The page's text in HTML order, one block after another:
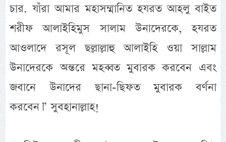
চার. যাঁরা আমার মহাসম্মানিত হযরত আহলু বাইত
শরীফ আলাইহিমুস সালাম উনাদেরকে, হযরত
আওলাদে রসূল ছল্লাল্লাহু আলাইহি ওয়া সাল্লাম
উনাদেরকে অন্তরে মহব্বত মুবারক করবেন এবং
জবানে উনাদের ছানা-ছিফত মুবারক বর্ণনা
করবেন।” সুবহানাল্লাহ!